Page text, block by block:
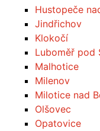
Hustopeče
Jindřichov
Klokočí
Luboměř pod
Malhotice
Milenov
Milotice nad
Olšovec
Opatovice